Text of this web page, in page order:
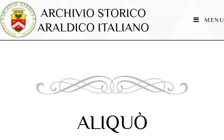
MENU
ALIQUÒ